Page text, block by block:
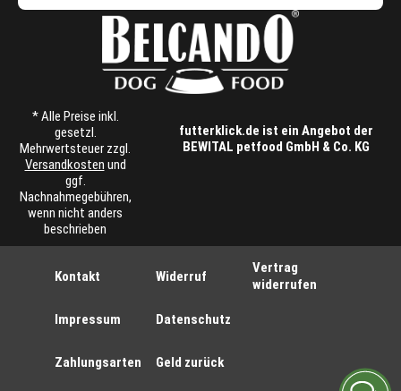
* Alle Preise inkl.
gesetzl.
Mehrwertsteuer zzgl.
Versandkosten und
ggf.
Nachnahmegebühren,
wenn nicht anders
beschrieben
futterklick.de ist ein Angebot der
BEWITAL petfood GmbH & Co. KG
Kontakt
Impressum
Zahlungsarten
Widerruf
Datenschutz
Geld zurück
Vertrag
widerrufen